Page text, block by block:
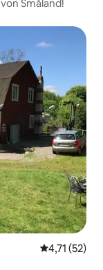
Småland!
4,71 (52)